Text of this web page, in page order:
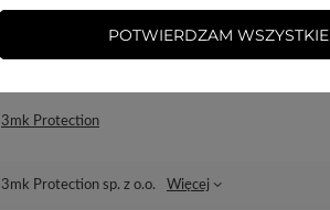
69,90 PLN / szt.
3mk Protection
3mk Protection sp. z o.o. Więcej
POTWIERDZAM WSZYSTKIE